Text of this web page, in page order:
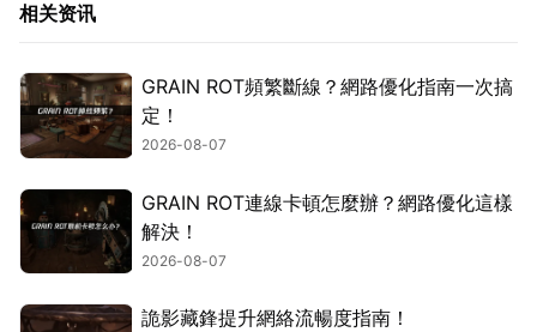
相关资讯
GRAIN ROT頻繁斷線？網路優化指南一次搞
定！
2026-08-07
GRAIN ROT連線卡頓怎麼辦？網路優化這樣
解決！
2026-08-07
詭影藏鋒提升網絡流暢度指南！